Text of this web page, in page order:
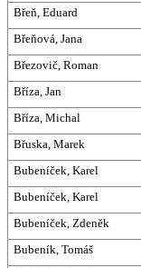
Břeň, Eduard
Břeňová, Jana
Březovič, Roman
Bříza, Jan
Bříza, Michal
Břuska, Marek
Bubeníček, Karel
Bubeníček, Karel
Bubeníček, Zdeněk
Bubeník, Tomáš